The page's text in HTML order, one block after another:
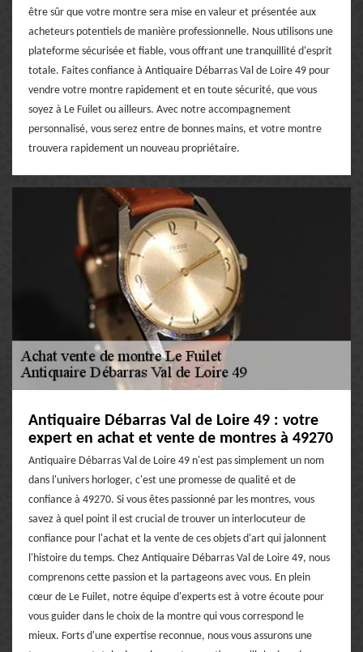
être sûr que votre montre sera mise en valeur et présentée aux
acheteurs potentiels de manière professionnelle. Nous utilisons une
plateforme sécurisée et fiable, vous offrant une tranquillité d'esprit
totale. Faites confiance à Antiquaire Débarras Val de Loire 49 pour
vendre votre montre rapidement et en toute sécurité, que vous
soyez à Le Fuilet ou ailleurs. Avec notre accompagnement
personnalisé, vous serez entre de bonnes mains, et votre montre
trouvera rapidement un nouveau propriétaire.
Antiquaire Débarras Val de Loire 49 : votre
expert en achat et vente de montres à 49270
Antiquaire Débarras Val de Loire 49 n'est pas simplement un nom
dans l'univers horloger, c'est une promesse de qualité et de
confiance à 49270. Si vous êtes passionné par les montres, vous
savez à quel point il est crucial de trouver un interlocuteur de
confiance pour l'achat et la vente de ces objets d'art qui jalonnent
l'histoire du temps. Chez Antiquaire Débarras Val de Loire 49, nous
comprenons cette passion et la partageons avec vous. En plein
cœur de Le Fuilet, notre équipe d'experts est à votre écoute pour
vous guider dans le choix de la montre qui vous correspond le
mieux. Forts d'une expertise reconnue, nous vous assurons une